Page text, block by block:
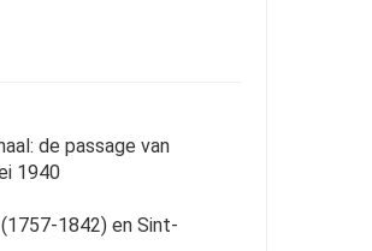
de passage van
1940
1842) en Sint-